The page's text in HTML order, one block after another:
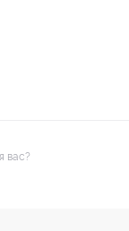
вас?